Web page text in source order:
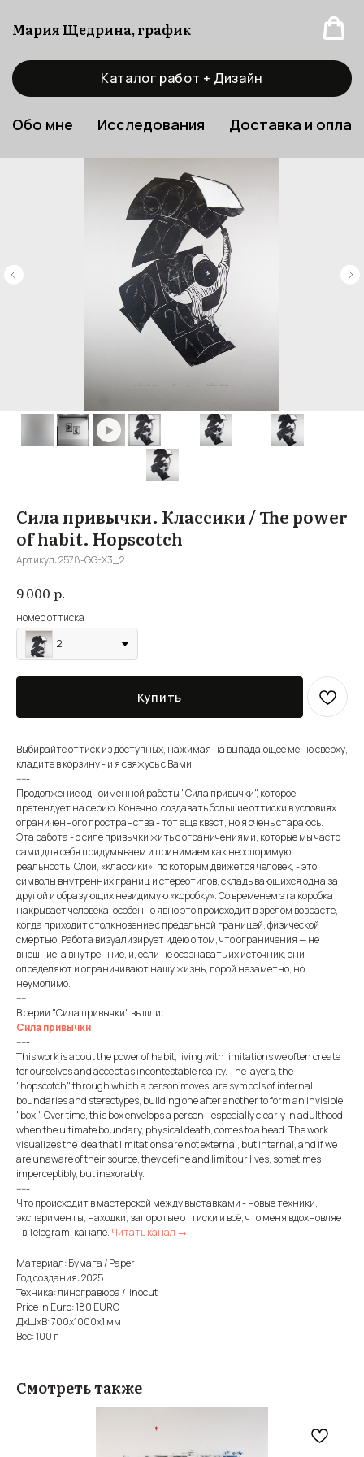
Мария Щедрина, график
Каталог работ + Дизайн
Обо мне Исследования Доставка и
Сила привычки. Классики / The power
of habit. Hopscotch
Артикул:2578-GG-X3_2
9 000 р.
номер оттиска
2
Купить
Выбирайте оттиск из доступных, нажимая на выпадающее меню сверху,
кладите в корзину - и я свяжусь с Вами!
-----
Продолжение одноименной работы "Сила привычки", которое
претендует на серию. Конечно, создавать большие оттиски в условиях
ограниченного пространства - тот еще квэст, но я очень стараюсь.
Эта работа - о силе привычки жить с ограничениями, которые мы часто
сами для себя придумываем и принимаем как неоспоримую
реальность. Слои, «классики», по которым движется человек, - это
символы внутренних границ и стереотипов, складывающихся одна за
другой и образующих невидимую «коробку». Со временем эта коробка
накрывает человека, особенно явно это происходит в зрелом возрасте,
когда приходит столкновение с предельной границей, физической
смертью. Работа визуализирует идею о том, что ограничения — не
внешние, а внутренние, и, если не осознавать их источник, они
определяют и ограничивают нашу жизнь, порой незаметно, но
неумолимо.
----
В серии "Сила привычки" вышли:
Сила привычки
-----
This work is about the power of habit, living with limitations we often create
for ourselves and accept as incontestable reality. The layers, the
"hopscotch" through which a person moves, are symbols of internal
boundaries and stereotypes, building one after another to form an invisible
"box." Over time, this box envelops a person—especially clearly in adulthood,
when the ultimate boundary, physical death, comes to a head. The work
visualizes the idea that limitations are not external, but internal, and if we
are unaware of their source, they define and limit our lives, sometimes
imperceptibly, but inexorably.
-----
Что происходит в мастерской между выставками - новые техники,
эксперименты, находки, запоротые оттиски и всё, что меня вдохновляет
- в Telegram-канале. Читать канал →
Материал: Бумага / Paper
Год создания: 2025
Техника: линогравюра / linocut
Price in Euro: 180 EURO
ДxШxВ: 700x1000x1 мм
Вес: 100 г
Смотреть также